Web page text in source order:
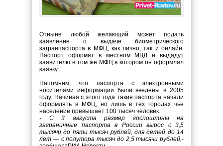
Отныне любой желающий может подать
заявление о выдаче биометрического
загранпаспорта в МФЦ, как лично, так и онлайн.
Паспорт оформят в местном МВД и выдадут
заявителю в том же МФЦ в котором он оформлял
заявку.
Напомним, что паспорта с электронными
носителями информации были введены в 2005
году. Начиная с этого года такие паспорта начали
оформлять в МФЦ, но лишь в тех городах чье
население превышает 100 тысяч человек.
- С 3 августа размер госпошлины на
заграничные паспорта в России вырос с 3,5
тысячи до пяти тысяч рублей, для детей до 14
лет — с полутора тысяч до 2,5 тысячи рублей,-